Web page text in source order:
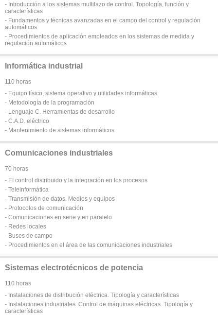
- Introducción a los sistemas multilazo de control. Topología, función y
características
- Fundamentos y técnicas avanzadas en el campo del control y regulación
automáticos
- Procedimientos de aplicación empleados en los sistemas de medida y
regulación automáticos
Informática industrial
110 horas
- Equipo físico, sistema operativo y utilidades informáticas
- Metodología de la programación
- Lenguaje C. Herramientas de desarrollo
- C.A.D. eléctrico
- Mantenimiento de sistemas informáticos
Comunicaciones industriales
70 horas
- EI control distribuido y la integración en los procesos
- Teleinformática
- Transmisión de datos. Medios y equipos
- Protocolos de comunicación
- Comunicaciones en serie y en paralelo
- Redes locales
- Buses de campo
- Procedimientos en el área de las comunicaciones industriales
Sistemas electrotécnicos de potencia
110 horas
- Instalaciones de distribución eléctrica. Tipología y características
- Instalaciones industriales. Control de máquinas eléctricas. Tipología y
características